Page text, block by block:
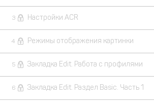
3 Настройки ACR
4 Режимы отображения картинки
5 Закладка Edit. Работа с профилями
6 Закладка Edit. Раздел Basic. Часть 1